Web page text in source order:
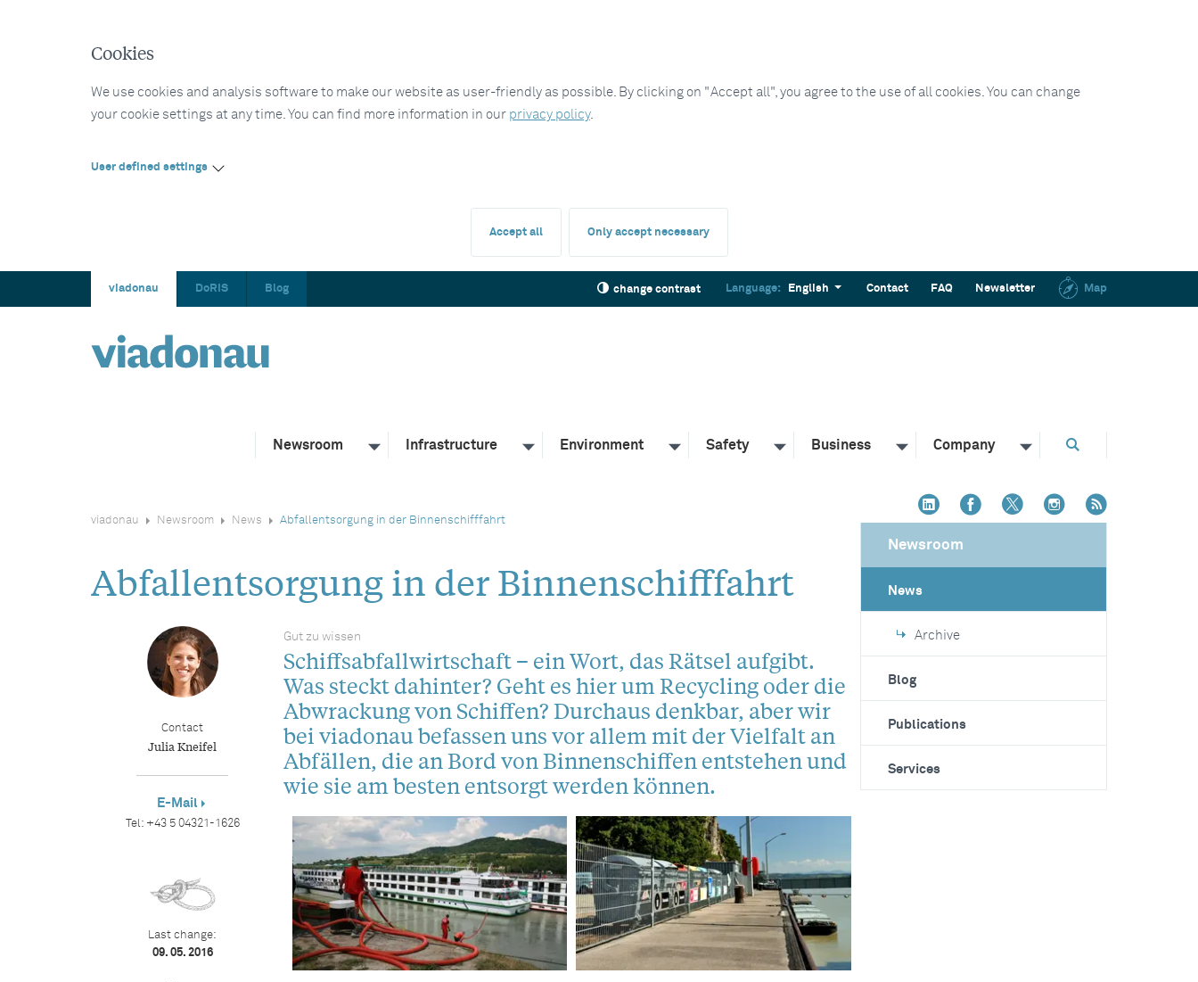
Cookies
We use cookies and analysis software to make our website as user-friendly as possible. By clicking on "Accept all", you agree to the use of all cookies. You can change
your cookie settings at any time. You can find more information in our privacy policy.
User defined settings
Accept all Only accept necessary
viadonau DoRIS Blog change contrast Language: English Contact FAQ Newsletter Map
Newsroom Infrastructure Environment Safety Business Company
viadonau Newsroom News Abfallentsorgung in der Binnenschifffahrt
Abfallentsorgung in der Binnenschifffahrt
Gut zu wissen
Schiffsabfallwirtschaft – ein Wort, das Rätsel aufgibt.
Was steckt dahinter? Geht es hier um Recycling oder die
Abwrackung von Schiffen? Durchaus denkbar, aber wir
bei viadonau befassen uns vor allem mit der Vielfalt an
Abfällen, die an Bord von Binnenschiffen entstehen und
wie sie am besten entsorgt werden können.
Contact
Julia Kneifel
E-Mail
Tel: +43 5 04321-1626
Last change:
09. 05. 2016
Newsroom
News
Archive
Blog
Publications
Services